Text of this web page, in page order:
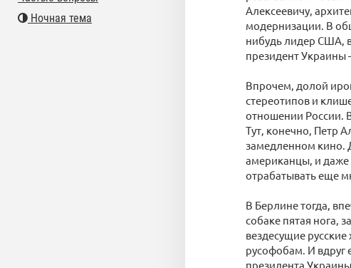
Алексеевичу,
модернизации. В
нибудь лидер США,
президент Украины
Впрочем, долой
стереотипов и
отношении России.
Тут, конечно, Петр
замедленном кино.
американцы, и даже
отрабатывать еще
В Берлине тогда,
собаке пятая нога,
вездесущие
русофобам. И вдруг
президента
Ночная тема